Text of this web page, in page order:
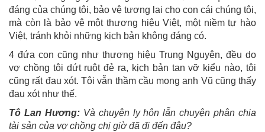
đáng của chúng tôi, bảo vệ tương lai cho con cái chúng tôi,
mà còn là bảo vệ một thương hiệu Việt, một niềm tự hào
Việt, tránh khỏi những kịch bản không đáng có.
4 đứa con cũng như thương hiệu Trung Nguyên, đều do
vợ chồng tôi dứt ruột đẻ ra, kịch bản tan vỡ kiểu nào, tôi
cũng rất đau xót. Tôi vẫn thầm cầu mong anh Vũ cũng thấy
đau xót như thế.
Tô Lan Hương:Và chuyện ly hôn lẫn chuyện phân chia
tài sản của vợ chồng chị giờ đã đi đến đâu?